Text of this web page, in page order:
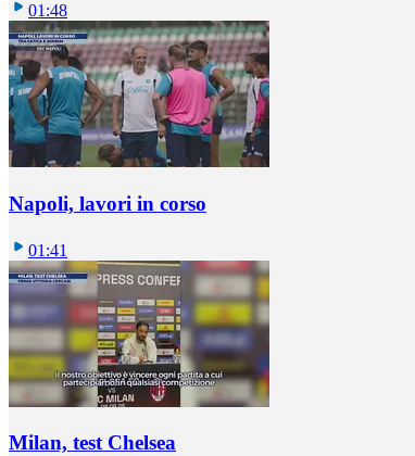
01:48
Napoli, lavori in corso
01:41
Milan, test Chelsea